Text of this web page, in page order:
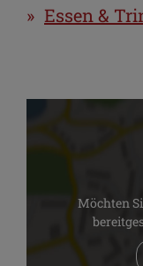
Essen &
Möchten